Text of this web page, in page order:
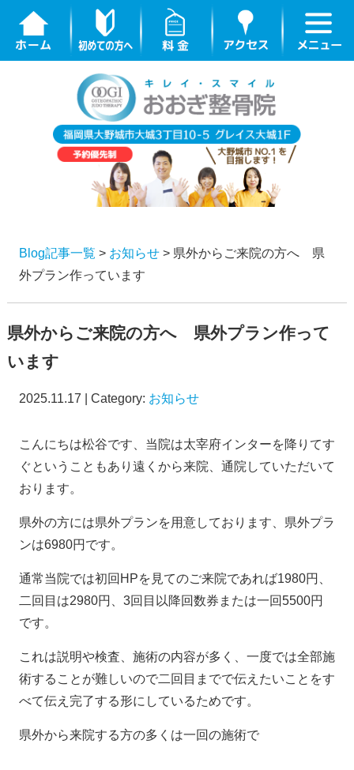
Blog記事一覧 > お知らせ> 県外からご来院の方へ 県
外プラン作っています
県外からご来院の方へ 県外プラン作って
います
2025.11.17 | Category: お知らせ
こんにちは松谷です、当院は太宰府インターを降りてす
ぐということもあり遠くから来院、通院していただいて
おります。
県外の方には県外プランを用意しております、県外プラ
ンは6980円です。
通常当院では初回HPを見てのご来院であれば1980円、
二回目は2980円、3回目以降回数券または一回5500円
です。
これは説明や検査、施術の内容が多く、一度では全部施
術することが難しいので二回目までで伝えたいことをす
べて伝え完了する形にしているためです。
県外から来院する方の多くは一回の施術で